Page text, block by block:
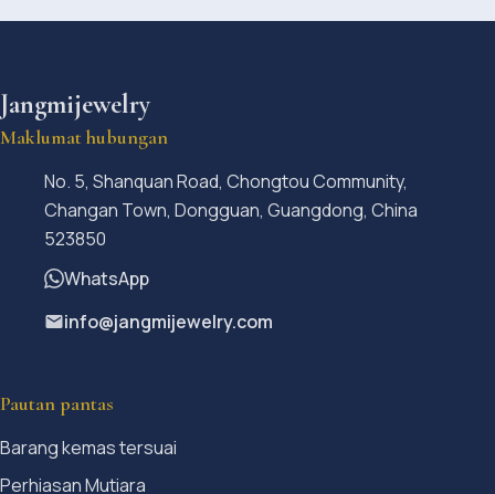
Jangmijewelry
Maklumat hubungan
No. 5, Shanquan Road, Chongtou Community,
Changan Town, Dongguan, Guangdong, China
523850
WhatsApp
info@jangmijewelry.com
Pautan pantas
Barang kemas tersuai
Perhiasan Mutiara